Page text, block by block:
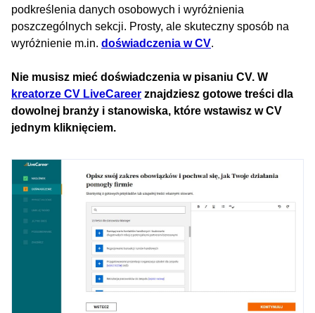
podkreślenia danych osobowych i wyróżnienia
poszczególnych sekcji. Prosty, ale skuteczny sposób na
wyróżnienie m.in. doświadczenia w CV.
Nie musisz mieć doświadczenia w pisaniu CV. W
kreatorze CV LiveCareer znajdziesz gotowe treści dla
dowolnej branży i stanowiska, które wstawisz w CV
jednym kliknięciem.